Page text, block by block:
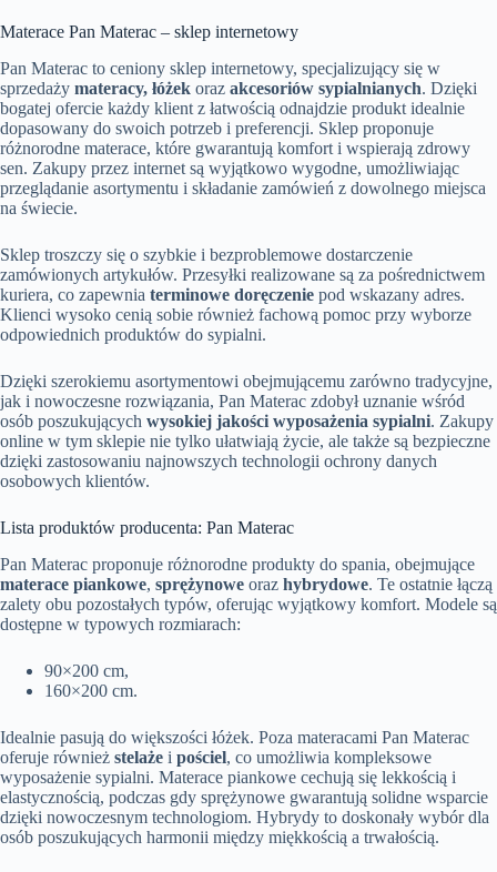
Materace Pan Materac – sklep internetowy
Pan Materac to ceniony sklep internetowy, specjalizujący się w
sprzedaży materacy, łóżek oraz akcesoriów sypialnianych. Dzięki
bogatej ofercie każdy klient z łatwością odnajdzie produkt idealnie
dopasowany do swoich potrzeb i preferencji. Sklep proponuje
różnorodne materace, które gwarantują komfort i wspierają zdrowy
sen. Zakupy przez internet są wyjątkowo wygodne, umożliwiając
przeglądanie asortymentu i składanie zamówień z dowolnego miejsca
na świecie.
Sklep troszczy się o szybkie i bezproblemowe dostarczenie
zamówionych artykułów. Przesyłki realizowane są za pośrednictwem
kuriera, co zapewnia terminowe doręczenie pod wskazany adres.
Klienci wysoko cenią sobie również fachową pomoc przy wyborze
odpowiednich produktów do sypialni.
Dzięki szerokiemu asortymentowi obejmującemu zarówno tradycyjne,
jak i nowoczesne rozwiązania, Pan Materac zdobył uznanie wśród
osób poszukujących wysokiej jakości wyposażenia sypialni. Zakupy
online w tym sklepie nie tylko ułatwiają życie, ale także są bezpieczne
dzięki zastosowaniu najnowszych technologii ochrony danych
osobowych klientów.
Lista produktów producenta: Pan Materac
Pan Materac proponuje różnorodne produkty do spania, obejmujące
materace piankowe, sprężynowe oraz hybrydowe. Te ostatnie łączą
zalety obu pozostałych typów, oferując wyjątkowy komfort. Modele są
dostępne w typowych rozmiarach:
90×200 cm,
160×200 cm.
Idealnie pasują do większości łóżek. Poza materacami Pan Materac
oferuje również stelaże i pościel, co umożliwia kompleksowe
wyposażenie sypialni. Materace piankowe cechują się lekkością i
elastycznością, podczas gdy sprężynowe gwarantują solidne wsparcie
dzięki nowoczesnym technologiom. Hybrydy to doskonały wybór dla
osób poszukujących harmonii między miękkością a trwałością.